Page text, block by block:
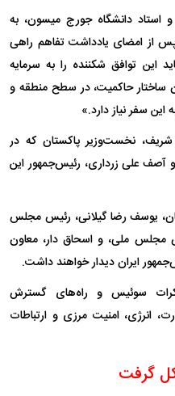
و استاد دانشگاه جورج میسون، به
پس از امضای یادداشت تفاهم راهی
این توافق شکننده را به سرمایه
ساختار حاکمیت، در سطح منطقه و
این سفر نیاز دارد.»
شریف، نخست‌وزیر پاکستان که در
آصف علی زرداری، رئیس‌جمهور این
یوسف رضا گیلانی، رئیس مجلس
مجلس ملی، و اسحاق دار، معاون
ایران دیدار خواهند داشت.
سوئیس و راه‌های گسترش
انرژی، امنیت مرزی و ارتباطات
گرفت